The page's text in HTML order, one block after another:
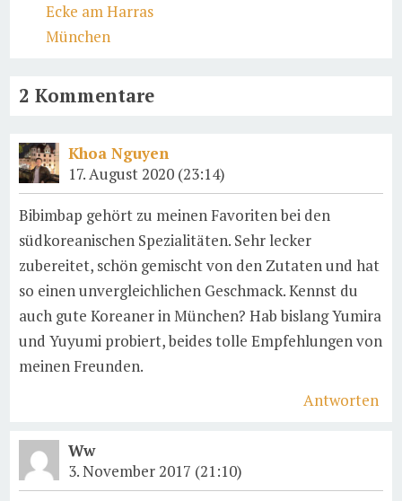
Ecke am Harras
München
2 Kommentare
Khoa Nguyen
17. August 2020 (23:14)
Bibimbap gehört zu meinen Favoriten bei den
südkoreanischen Spezialitäten. Sehr lecker
zubereitet, schön gemischt von den Zutaten und hat
so einen unvergleichlichen Geschmack. Kennst du
auch gute Koreaner in München? Hab bislang Yumira
und Yuyumi probiert, beides tolle Empfehlungen von
meinen Freunden.
Antworten
Ww
3. November 2017 (21:10)